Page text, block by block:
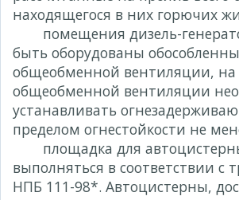
находящегося в них горючих
помещения дизель-
быть оборудованы
общеобменной вентиляции, на
общеобменной вентиляции
устанавливать
пределом огнестойкости не
площадка для
выполняться в соответствии с
НПБ 111-98*. Автоцистерны,